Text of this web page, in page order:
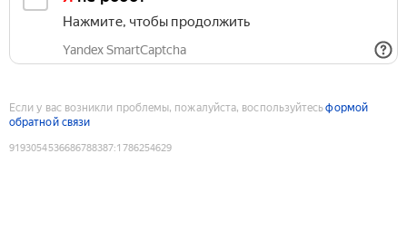
Нажмите, чтобы продолжить
Yandex SmartCaptcha
Если у вас возникли проблемы, пожалуйста, воспользуйтесьформой
обратной связи
9193054536686788387:1786254629